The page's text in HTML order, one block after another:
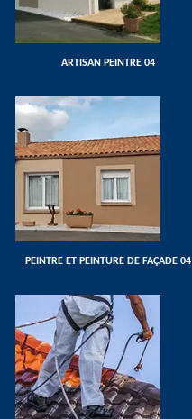
ARTISAN PEINTRE 04
PEINTRE ET PEINTURE DE FAÇADE 04